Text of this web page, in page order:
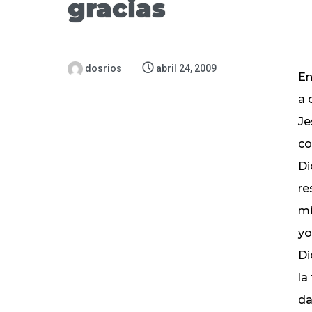
gracias
dosrios abril 24, 2009
En memoria De las personas que han partido a la presencia de Dios Preludio musical I. Convocatoria a celebrar A. Ingreso de celebrantes Motivación y saludo ¡Bendito sea Dios,